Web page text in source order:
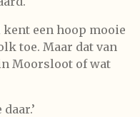
kent een hoop mooie
toe. Maar dat van
Moorsloot of wat